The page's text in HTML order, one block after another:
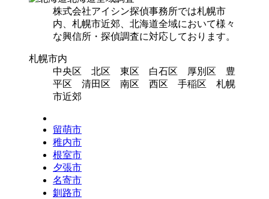
株式会社アイシン探偵事務所では札幌市
内、札幌市近郊、北海道全域において様々
な興信所・探偵調査に対応しております。
札幌市内
中央区 北区 東区 白石区 厚別区 豊
平区 清田区 南区 西区 手稲区 札幌
市近郊
留萌市
稚内市
根室市
夕張市
名寄市
釧路市